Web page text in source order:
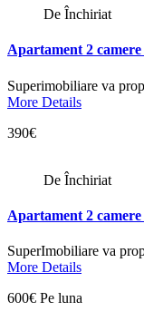
De Închiriat
Apartament 2
Superimobiliare va
More Details
390€
De Închiriat
Apartament 2
SuperImobiliare va
More Details
600€ Pe luna